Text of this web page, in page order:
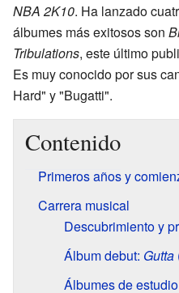
NBA 2K10. Ha lanzado
álbumes más exitosos son
Tribulations, este último
Es muy conocido por sus
Hard" y "Bugatti".
Contenido
Primeros años y
Carrera musical
Descubrimiento y
Álbum debut: Gutta
Álbumes de estudio